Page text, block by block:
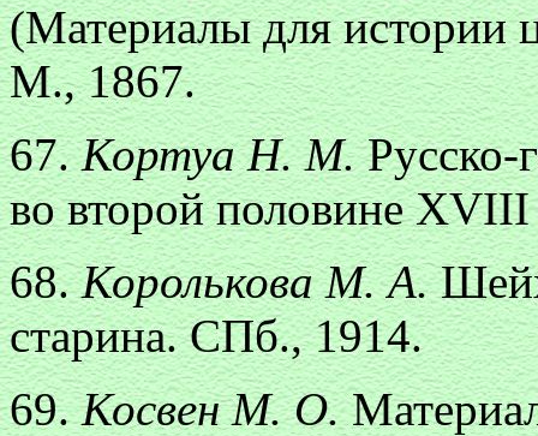
(Материалы для истории
М., 1867.
67.Кортуа Н. М.Русско-
во второй половине
68.Королькова М. А.
старина. СПб., 1914.
69.Косвен М. О.